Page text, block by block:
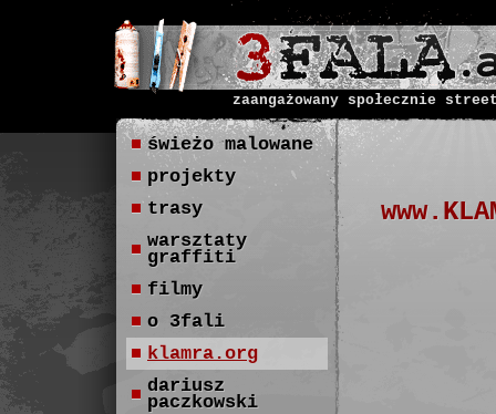
zaangażowany społecznie
świeżo malowane
projekty
trasy
warsztaty
graffiti
filmy
o 3fali
klamra.org
dariusz
paczkowski